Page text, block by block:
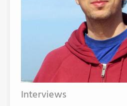
Interviews